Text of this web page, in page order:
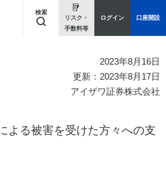
検索
リスク・
手数料等
ログイン 口座開設
2023年8月16日
更新：2023年8月17日
アイザワ証券株式会社
よる被害を受けた方々への支